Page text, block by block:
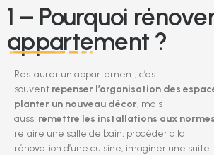
1 – Pourquoi
appartement ?
Restaurer un appartement, c’est
souvent repenser l’organisation des
planter un nouveau décor, mais
aussi remettre les installations aux normes
refaire une salle de bain, procéder à la
rénovation d’une cuisine, imaginer une suite